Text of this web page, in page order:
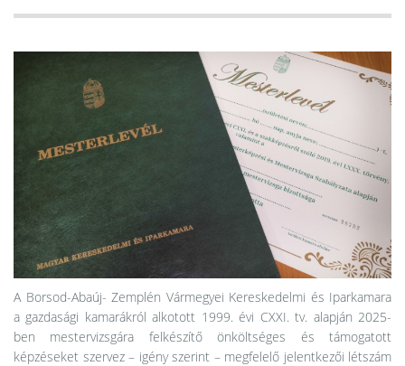
A Borsod-Abaúj- Zemplén Vármegyei Kereskedelmi és Iparkamara
a gazdasági kamarákról alkotott 1999. évi CXXI. tv. alapján 2025-
ben mestervizsgára felkészítő önköltséges és támogatott
képzéseket szervez – igény szerint – megfelelő jelentkezői létszám